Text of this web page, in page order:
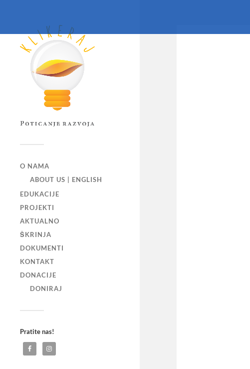
O NAMA
ABOUT US | ENGLISH
EDUKACIJE
PROJEKTI
AKTUALNO
ŠKRINJA
DOKUMENTI
KONTAKT
DONACIJE
DONIRAJ
Pratite nas!